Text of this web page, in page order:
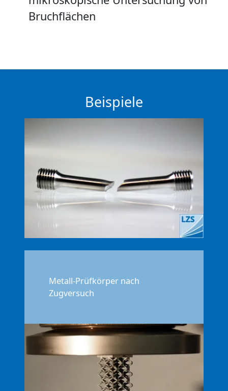
Bruchflächen
Beispiele
Metall-Prüfkörper nach
Zugversuch